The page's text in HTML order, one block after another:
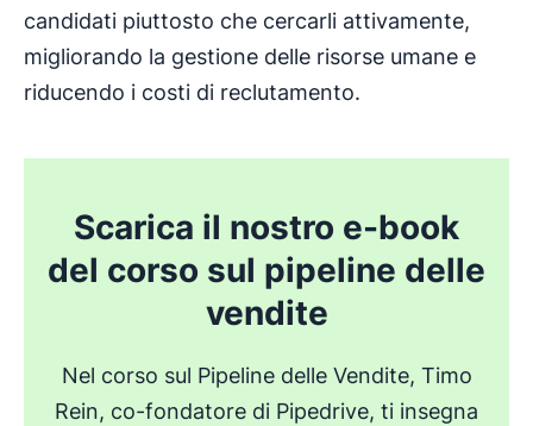
candidati piuttosto che cercarli attivamente,
migliorando la gestione delle risorse umane e
riducendo i costi di reclutamento.
Scarica il nostro e-book
del corso sul pipeline delle
vendite
Nel corso sul Pipeline delle Vendite, Timo
Rein, co-fondatore di Pipedrive, ti insegna